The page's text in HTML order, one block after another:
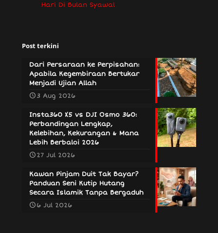
Hari Di Bulan Syawal
Post terkini
Dari Persaraan ke Perpisahan:
Apabila Kegembiraan Bertukar
Menjadi Ujian Allah
3 Aug 2026
Insta360 X5 vs DJI Osmo 360:
Perbandingan Lengkap,
Kelebihan, Kekurangan & Mana
Lebih Berbaloi 2026
27 Jul 2026
Kawan Pinjam Duit Tak Bayar?
Panduan Seni Kutip Hutang
Secara Islamik Tanpa Bergaduh
6 Jul 2026